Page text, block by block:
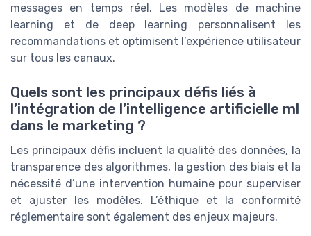
messages en temps réel. Les modèles de machine
learning et de deep learning personnalisent les
recommandations et optimisent l’expérience utilisateur
sur tous les canaux.
Quels sont les principaux défis liés à
l’intégration de l’intelligence artificielle ml
dans le marketing ?
Les principaux défis incluent la qualité des données, la
transparence des algorithmes, la gestion des biais et la
nécessité d’une intervention humaine pour superviser
et ajuster les modèles. L’éthique et la conformité
réglementaire sont également des enjeux majeurs.